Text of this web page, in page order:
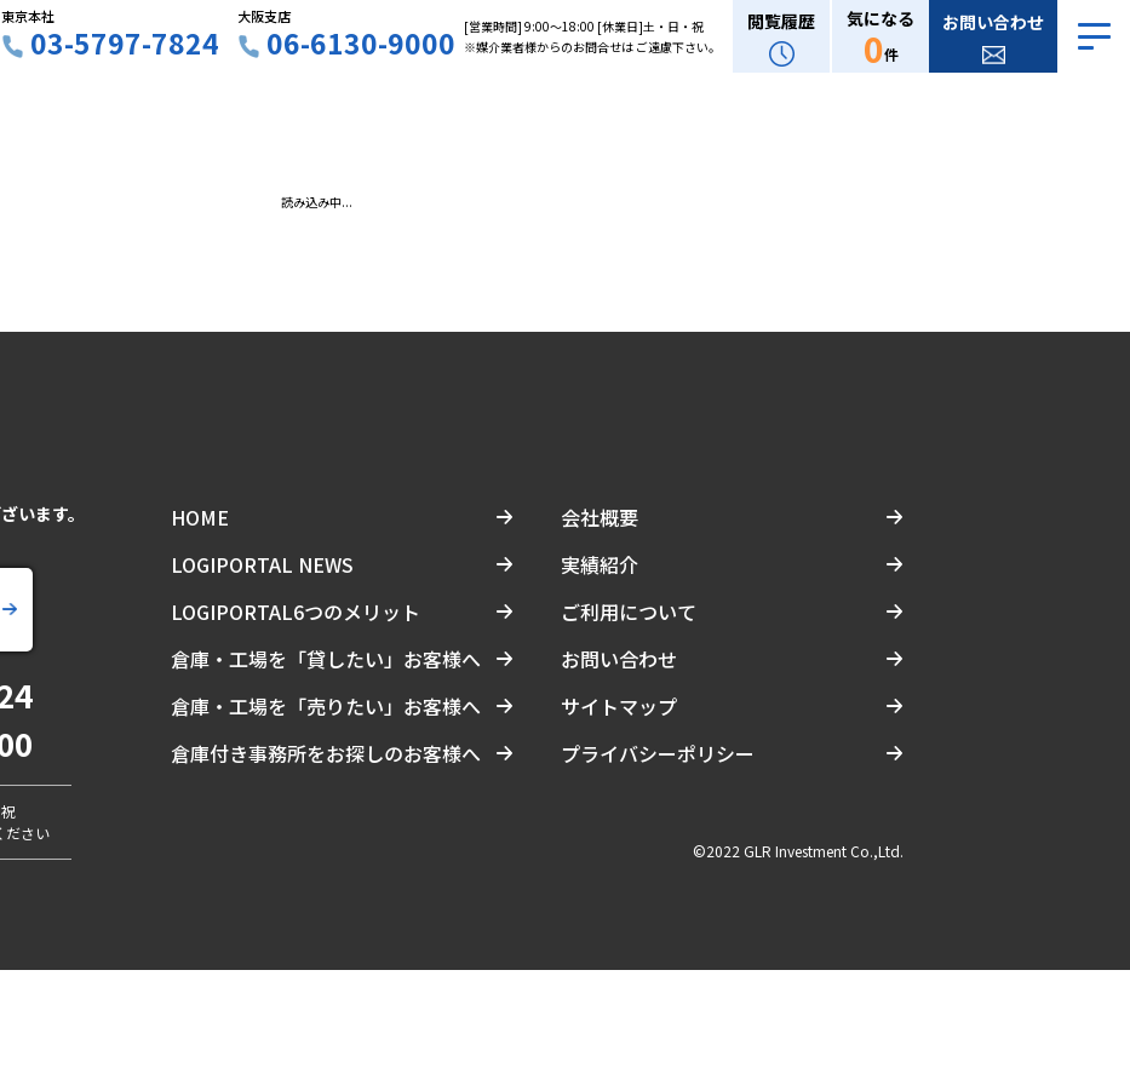
東京本社
03-5797-7824
大阪支店
06-6130-9000 [営業時間] 9:00〜18:00 [休業日]土・日・祝
※媒介業者様からのお問合せは ご遠慮下さい。
閲覧履歴 気になる
0件
お問い合わせ
読み込み中...
います。
ださい
HOME
LOGIPORTAL NEWS
LOGIPORTAL6つのメリット
倉庫・工場を「貸したい」お客様へ
倉庫・工場を「売りたい」お客様へ
倉庫付き事務所をお探しのお客様へ
会社概要
実績紹介
ご利用について
お問い合わせ
サイトマップ
プライバシーポリシー
©2022 GLR Investment Co.,Ltd.